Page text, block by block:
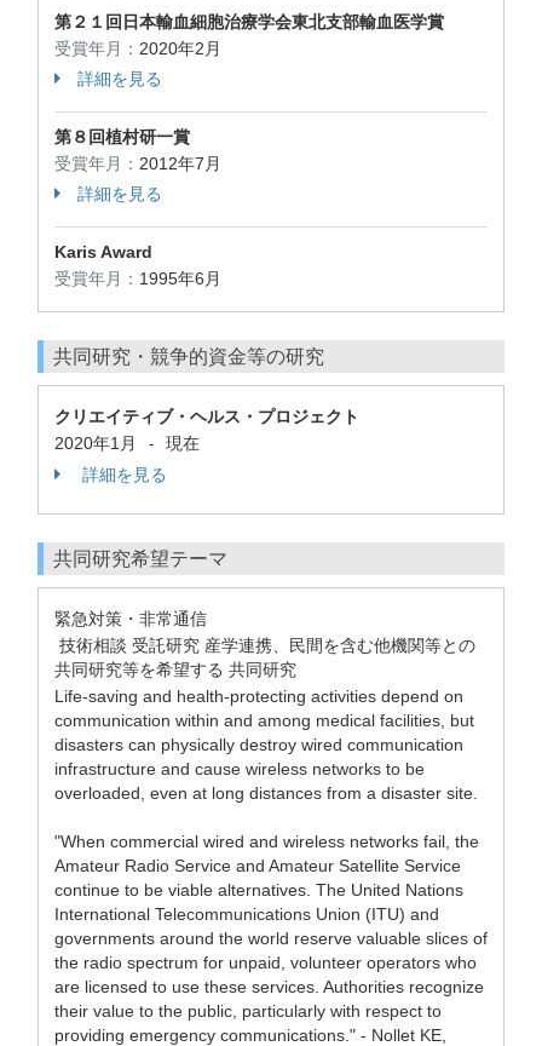
第２１回日本輸血細胞治療学会東北支部輸血医学賞
受賞年月： 2020年2月
詳細を見る
第８回植村研一賞
受賞年月： 2012年7月
詳細を見る
Karis Award
受賞年月： 1995年6月
共同研究・競争的資金等の研究
クリエイティブ・ヘルス・プロジェクト
2020年1月
-
現在
詳細を見る
共同研究希望テーマ
緊急対策・非常通信
技術相談 受託研究 産学連携、民間を含む他機関等との
共同研究等を希望する 共同研究
Life-saving and health-protecting activities depend on
communication within and among medical facilities, but
disasters can physically destroy wired communication
infrastructure and cause wireless networks to be
overloaded, even at long distances from a disaster site.
"When commercial wired and wireless networks fail, the
Amateur Radio Service and Amateur Satellite Service
continue to be viable alternatives. The United Nations
International Telecommunications Union (ITU) and
governments around the world reserve valuable slices of
the radio spectrum for unpaid, volunteer operators who
are licensed to use these services. Authorities recognize
their value to the public, particularly with respect to
providing emergency communications." - Nollet KE,